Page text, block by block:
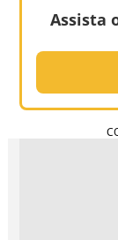
Assista